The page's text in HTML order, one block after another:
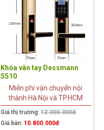
Khóa vân tay Dessmann
S510
Miễn phí vận chuyển nội
thành Hà Nội và TP.HCM
Giá thị trường: 12.000.000đ
Giá bán: 10.800.000đ